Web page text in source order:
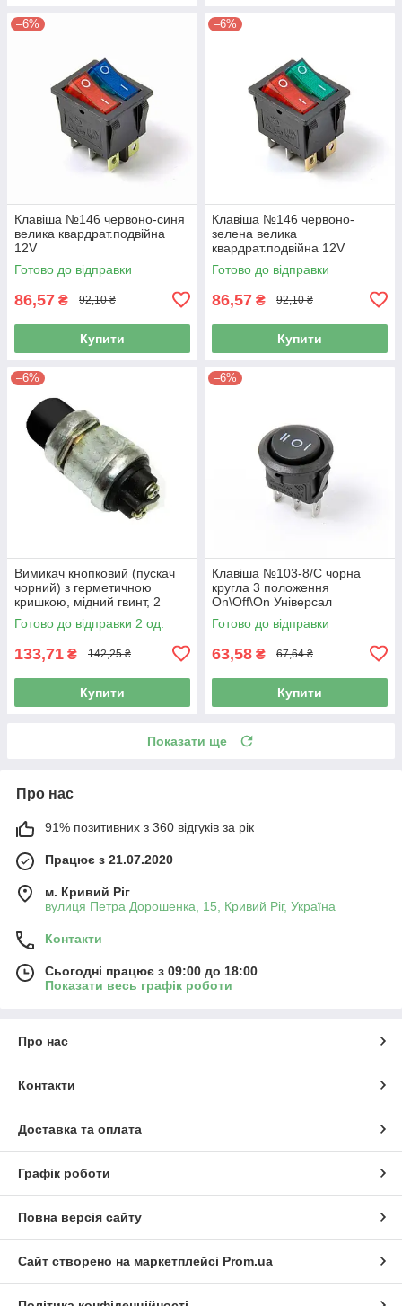
–6%
Клавіша №146 червоно-синя
велика квардрат.подвійна
12V
Готово до відправки
86,57 ₴ 92,10 ₴
Купити
–6%
Клавіша №146 червоно-
зелена велика
квардрат.подвійна 12V
Готово до відправки
86,57 ₴ 92,10 ₴
Купити
–6%
Вимикач кнопковий (пускач
чорний) з герметичною
кришкою, мідний гвинт, 2
конт. RH-034
Готово до відправки 2 од.
133,71 ₴ 142,25 ₴
Купити
–6%
Клавіша №103-8/С чорна
кругла 3 положення
On\Off\On Універсал
Готово до відправки
63,58 ₴ 67,64 ₴
Купити
Показати ще
Про нас
91% позитивних з 360 відгуків за рік
Працює з 21.07.2020
м. Кривий Ріг
вулиця Петра Дорошенка, 15, Кривий Ріг, Україна
Контакти
Сьогодні працює з 09:00 до 18:00
Показати весь графік роботи
Про нас
Контакти
Доставка та оплата
Графік роботи
Повна версія сайту
Сайт створено на маркетплейсі Prom.ua